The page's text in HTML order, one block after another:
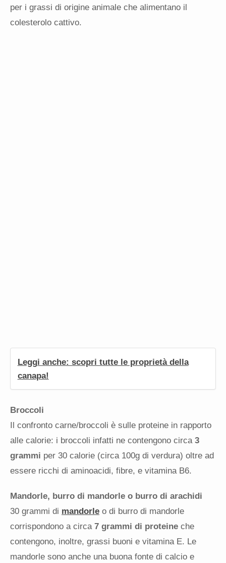
per i grassi di origine animale che alimentano il
colesterolo cattivo.
Leggi anche: scopri tutte le proprietà della
canapa!
Broccoli
Il confronto carne/broccoli è sulle proteine in rapporto
alle calorie: i broccoli infatti ne contengono circa 3
grammi per 30 calorie (circa 100g di verdura) oltre ad
essere ricchi di aminoacidi, fibre, e vitamina B6.
Mandorle, burro di mandorle o burro di arachidi
30 grammi di mandorle o di burro di mandorle
corrispondono a circa 7 grammi di proteine che
contengono, inoltre, grassi buoni e vitamina E. Le
mandorle sono anche una buona fonte di calcio e